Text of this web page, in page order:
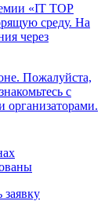
«IT TOP
среду. На
через
Пожалуйста,
с
организаторами.
заявку